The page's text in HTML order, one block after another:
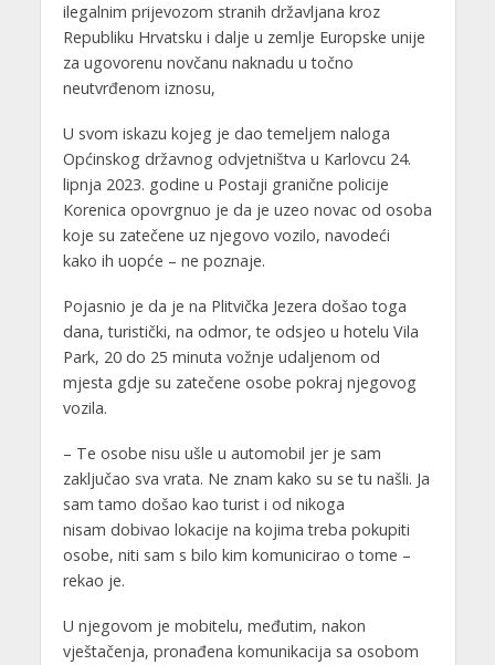
ilegalnim prijevozom stranih državljana kroz
Republiku Hrvatsku i dalje u zemlje Europske unije
za ugovorenu novčanu naknadu u točno
neutvrđenom iznosu,
U svom iskazu kojeg je dao temeljem naloga
Općinskog državnog odvjetništva u Karlovcu 24.
lipnja 2023. godine u Postaji granične policije
Korenica opovrgnuo je da je uzeo novac od osoba
koje su zatečene uz njegovo vozilo, navodeći
kako ih uopće – ne poznaje.
Pojasnio je da je na Plitvička Jezera došao toga
dana, turistički, na odmor, te odsjeo u hotelu Vila
Park, 20 do 25 minuta vožnje udaljenom od
mjesta gdje su zatečene osobe pokraj njegovog
vozila.
– Te osobe nisu ušle u automobil jer je sam
zaključao sva vrata. Ne znam kako su se tu našli. Ja
sam tamo došao kao turist i od nikoga
nisam dobivao lokacije na kojima treba pokupiti
osobe, niti sam s bilo kim komunicirao o tome –
rekao je.
U njegovom je mobitelu, međutim, nakon
vještačenja, pronađena komunikacija sa osobom